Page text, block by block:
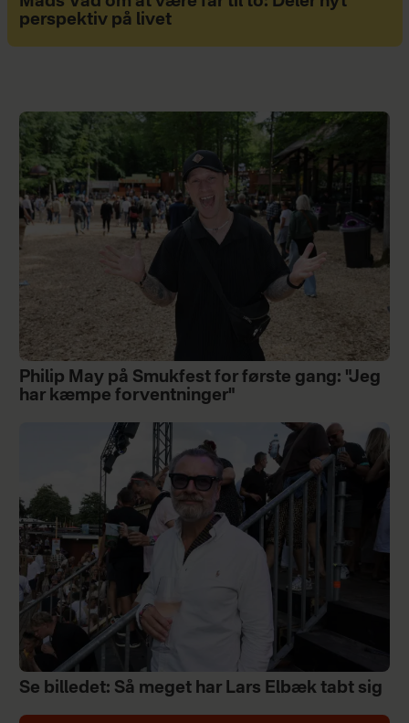
perspektiv på livet
Philip May på Smukfest for første gang: "Jeg
har kæmpe forventninger"
Se billedet: Så meget har Lars Elbæk tabt sig